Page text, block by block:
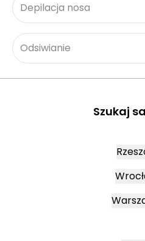
Depilacja nosa
Odsiwianie
Szukaj